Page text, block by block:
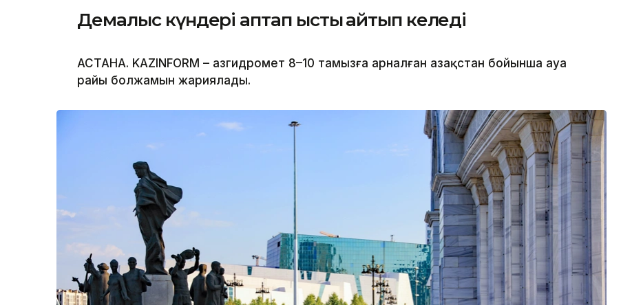
Демалыс күндері аптап ыстық қайтып келеді
АСТАНА. KAZINFORM – Қазгидромет 8–10 тамызға арналған Қазақстан бойынша ауа
райы болжамын жариялады.